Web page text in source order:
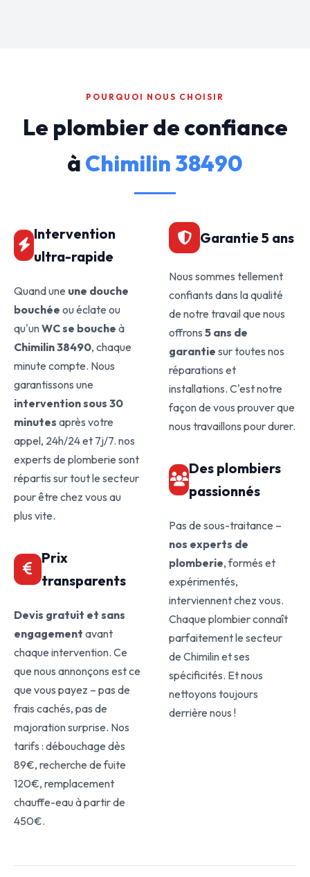
POURQUOI NOUS CHOISIR
Le plombier de confiance
à Chimilin 38490
Intervention
ultra-rapide
Quand une une douche
bouchée ou éclate ou
qu'unWC se bouche à
Chimilin 38490, chaque
minute compte. Nous
garantissons une
intervention sous 30
minutes après votre
appel, 24h/24 et 7j/7. nos
experts de plomberie sont
répartis sur tout le secteur
pour être chez vous au
plus vite.
Prix
transparents
Devis gratuit et sans
engagement avant
chaque intervention. Ce
que nous annonçons est ce
que vous payez – pas de
frais cachés, pas de
majoration surprise. Nos
tarifs : débouchage dès
89€, recherche de fuite
120€, remplacement
chauffe-eau à partir de
450€.
Garantie 5 ans
Nous sommes tellement
confiants dans la qualité
de notre travail que nous
offrons 5 ans de
garantie sur toutes nos
réparations et
installations. C'est notre
façon de vous prouver que
nous travaillons pour durer.
Des plombiers
passionnés
Pas de sous-traitance –
nos experts de
plomberie, formés et
expérimentés,
interviennent chez vous.
Chaque plombier connaît
parfaitement le secteur
de Chimilin et ses
spécificités. Et nous
nettoyons toujours
derrière nous !